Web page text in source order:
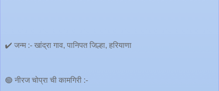
✔️ जन्म :- खांद्रा गाव, पानिपत जिल्हा, हरियाणा
🟢 नीरज चोप्रा ची कामगिरी :-